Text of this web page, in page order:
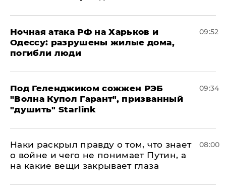
​Ночная атака РФ на Харьков и
Одессу: разрушены жилые дома,
погибли люди
09:52
Под Геленджиком сожжен РЭБ
"Волна Купол Гарант", призванный
"душить" Starlink
09:34
Наки раскрыл правду о том, что знает
о войне и чего не понимает Путин, а
на какие вещи закрывает глаза
08:00